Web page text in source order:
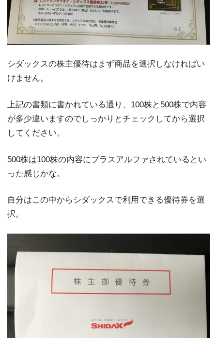
シダックスの株主優待はまず商品を選択しなければい
けません。
上記の書類に書かれている通り、100株と500株で内容
が多少違いますのでしっかりとチェックしてから選択
してください。
500株は100株の内容にプラスアルファされているとい
った感じかな。
自分はこの中からシダックスで利用できる優待券を選
択。